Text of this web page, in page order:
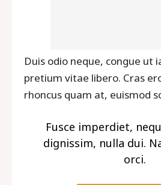
Duis odio neque, congue ut
pretium vitae libero. Cras
rhoncus quam at, euismod
Fusce imperdiet,
dignissim, nulla dui.
orci.